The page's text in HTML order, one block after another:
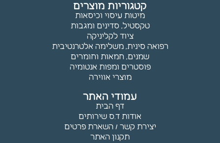
קטגוריות מוצרים
מיטות עיסוי וכיסאות
טקסטיל, סדינים ומגבות
ציוד לקליניקה
רפואה סינית, משלימה אלטרנטיבית
שמנים, חמאות וחומרים
פוסטרים ומפות אנטומיה
מוצרי אווירה
עמודי האתר
דף הבית
אודות ד.ס שירותים
יצירת קשר / השארת פרטים
תקנון האתר